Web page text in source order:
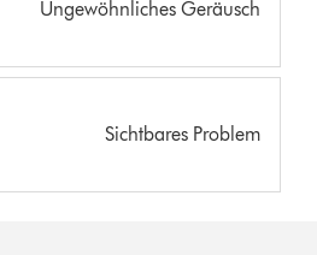
Ungewöhnliches Geräusch
Sichtbares Problem